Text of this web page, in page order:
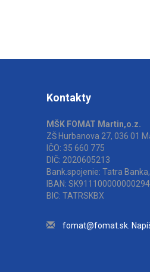
Kontakty
MŠK FOMAT Martin,o.z.
ZŠ Hurbanova 27, 036 01
IČO: 35 660 775
DIČ: 2020605213
Bank.spojenie: Tatra
IBAN:
BIC: TATRSKBX
fomat@fomat.sk.